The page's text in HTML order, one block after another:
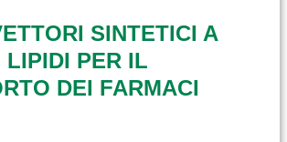
SINTETICI A
LIPIDI PER IL
DEI FARMACI